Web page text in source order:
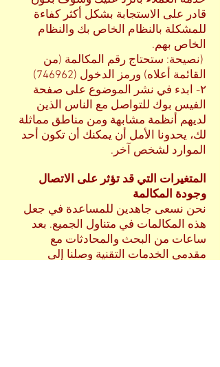
قادر على الاستجابة بشكل أكثر كفاءة
للمشكلة بالنظام الخاص بك والنظام
الخاص بهم.
(نصيحة: ستحتاج رقم المكالمة (من
القائمة أعلاه) ورمز الدخول (746962)
٢- ابدء في نشر الموضوع على صفحة
الفيس بوك للتواصل مع الناس الذين
لديهم أنظمة مشابهة ومن مناطق مماثلة
لك، يحدونا الأمل أن يمكنك أن تكون أحد
الموارد لشخص آخر.
المتغيرات التي قد تؤثر على الاتصال
وجودة المكالمة
نحن نسعى جاهدين للمساعدة في جعل
هذه المكالمات في متناول الجميع. بعد
ساعات من البحث والمحادثات مع
مقدمي الخدمات التقنية وصلنا إلى